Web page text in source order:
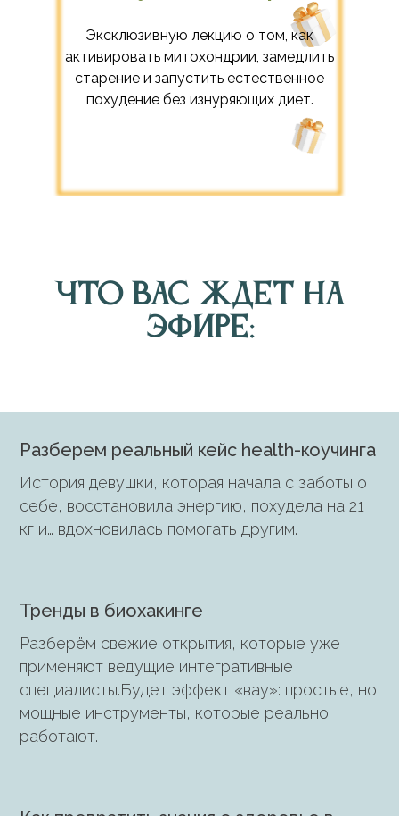
Эксклюзивную лекцию о том, как
активировать митохондрии, замедлить
старение и запустить естественное
похудение без изнуряющих диет.
Что вас ждет на
эфире:
Разберем реальный кейс health-коучинга
История девушки, которая начала с заботы о
себе, восстановила энергию, похудела на 21
кг и… вдохновилась помогать другим.
Тренды в биохакинге
Разберём свежие открытия, которые уже
применяют ведущие интегративные
специалисты.Будет эффект «вау»: простые, но
мощные инструменты, которые реально
работают.